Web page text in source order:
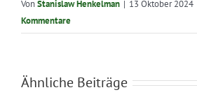
VonStanislaw Henkelman | 13 Oktober 2024
Kommentare
Ähnliche Beiträge